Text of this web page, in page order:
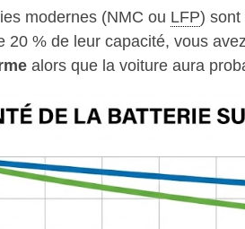
modernes (NMC ou LFP) sont
20 % de leur capacité, vous
alors que la voiture aura